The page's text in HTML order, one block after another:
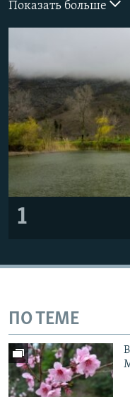
УКРАИНСКАЯ
ПРИСОЕДИНЯЙТЕСЬ!
Все сайты RFE/RL
Показать больше
1
ПО ТЕМЕ